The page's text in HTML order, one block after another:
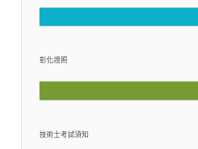
彰化證照
技術士考試須知